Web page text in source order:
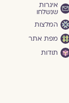
איגרות
שנשלחו
המלצות
מפת אתר
תודות